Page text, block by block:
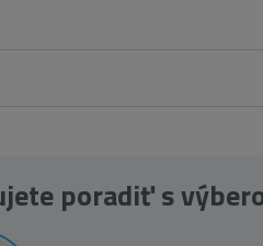
poradiť s